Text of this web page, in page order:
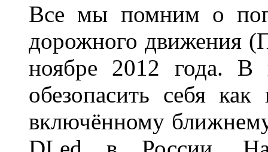
Все мы помним о
дорожного движения
ноябре 2012 года.
обезопасить себя
включённому